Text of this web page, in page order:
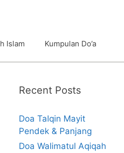
Islam Kumpulan Do’a
Recent Posts
Doa Talqin Mayit
Pendek & Panjang
Doa Walimatul Aqiqah